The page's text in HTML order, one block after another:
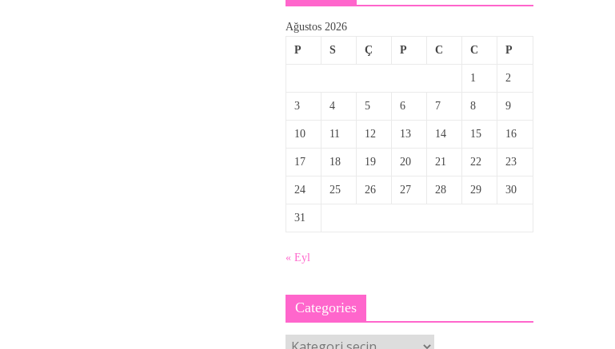
Ağustos 2026
P
S Ç P C C P
1 2
3 4 5 6 7 8 9
10 11 12 13 14 15 16
17 18 19 20 21 22 23
24 25 26 27 28 29 30
31
« Eyl
Categories
Categories